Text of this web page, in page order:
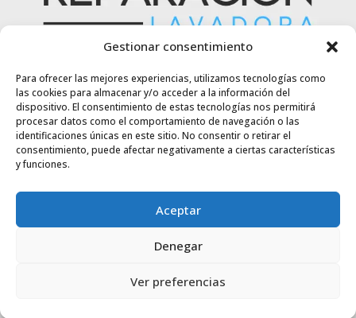
Gestionar consentimiento
Para ofrecer las mejores experiencias, utilizamos tecnologías como
las cookies para almacenar y/o acceder a la información del
dispositivo. El consentimiento de estas tecnologías nos permitirá
procesar datos como el comportamiento de navegación o las
identificaciones únicas en este sitio. No consentir o retirar el
consentimiento, puede afectar negativamente a ciertas características
y funciones.
Aceptar
Denegar
Ver preferencias
En nuestra empresa nos especializamos en la
reparación de lavadoras, ofreciendo servicios
rápidos y eficientes. Nuestro equipo de técnicos
certificados garantiza soluciones duraderas y de
alta calidad todo el año.